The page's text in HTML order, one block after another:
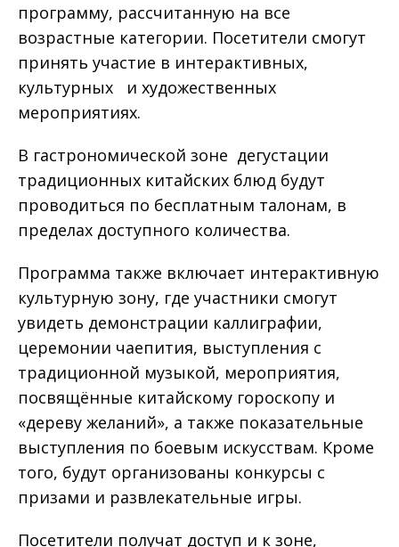
программу, рассчитанную на все
возрастные категории. Посетители смогут
принять участие в интерактивных,
культурных и художественных
мероприятиях.
В гастрономической зоне дегустации
традиционных китайских блюд будут
проводиться по бесплатным талонам, в
пределах доступного количества.
Программа также включает интерактивную
культурную зону, где участники смогут
увидеть демонстрации каллиграфии,
церемонии чаепития, выступления с
традиционной музыкой, мероприятия,
посвящённые китайскому гороскопу и
«дереву желаний», а также показательные
выступления по боевым искусствам. Кроме
того, будут организованы конкурсы с
призами и развлекательные игры.
Посетители получат доступ и к зоне,